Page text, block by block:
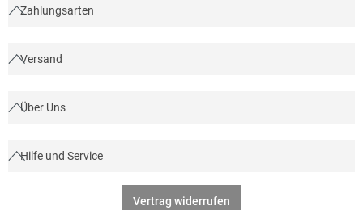
Zahlungsarten
Versand
Über Uns
Hilfe und Service
Vertrag widerrufen